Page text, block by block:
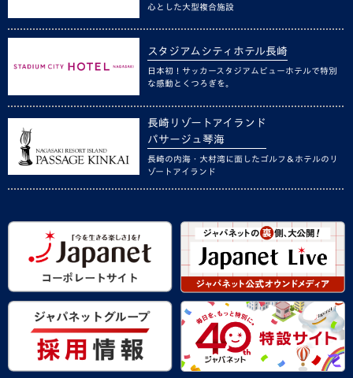
心とした大型複合施設
スタジアムシティホテル長崎
日本初！サッカースタジアムビューホテルで特別
な感動とくつろぎを。
長崎リゾートアイランド
パサージュ琴海
長崎の内海・大村湾に面したゴルフ＆ホテルのリ
ゾートアイランド